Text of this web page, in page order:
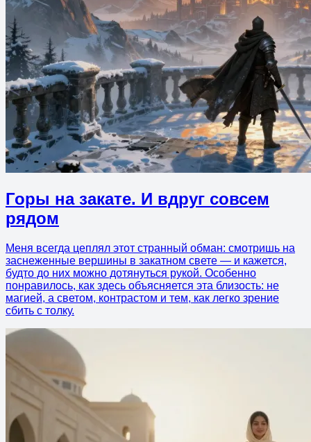
Горы на закате. И вдруг совсем
рядом
Меня всегда цеплял этот странный обман: смотришь на
заснеженные вершины в закатном свете — и кажется,
будто до них можно дотянуться рукой. Особенно
понравилось, как здесь объясняется эта близость: не
магией, а светом, контрастом и тем, как легко зрение
сбить с толку.